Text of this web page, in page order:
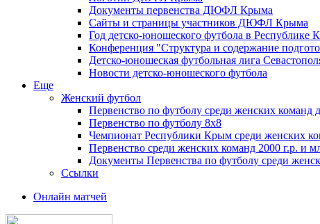
Документы первенства ДЮФЛ Крыма
Сайты и страницы участников ДЮФЛ Крыма
Год детско-юношеского футбола в Республике
Конференция "Структура и содержание
Детско-юношеская футбольная лига
Новости детско-юношеского футбола
Еще
Женский футбол
Первенство по футболу среди женских команд
Первенство по футболу 8х8
Чемпионат Республики Крым среди женских
Первенство среди женских команд 2000 г.р. и
Документы Первенства по футболу среди
Ссылки
Онлайн матчей